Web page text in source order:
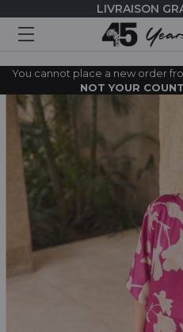
LIVRAISON
You cannot place a new order
NOT YOUR